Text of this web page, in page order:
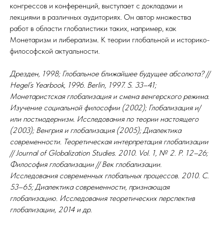
конгрессов и конференций, выступает с докладами и
лекциями в различных аудиториях. Он автор множества
работ в области глобалистики таких, например, как
Монетаризм и либерализм. К теории глобальной и историко-
философской актуальности.
Дрезден, 1998; Глобальное ближайшее будущее абсолюта? //
Hegel’s Yearbook, 1996. Berlin, 1997. S. 33–41;
Монетаристская глобализация и смена венгерского режима.
Изучение социальной философии (2002); Глобализация и/
или постмодернизм. Исследования по теории настоящего
(2003); Венгрия и глобализация (2005); Диалектика
современности. Теоретическая интерпретация глобализации
// Journal of Globalization Studies. 2010. Vol. 1, № 2. P. 12–26;
Философия глобализации // Век глобализации.
Исследования современных глобальных процессов. 2010. С.
53–65; Диалектика современности, признающая
глобализацию. Исследования теоретических перспектив
глобализации, 2014 и др.